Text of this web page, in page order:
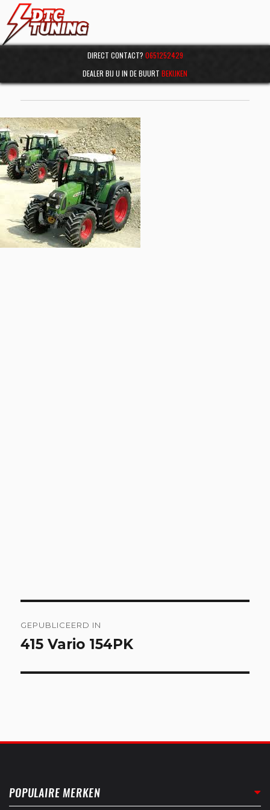
DIRECT CONTACT? 0651252429
DEALER BIJ U IN DE BUURT BEKIJKEN
navigatie
GEPUBLICEERD IN
415 Vario 154PK
POPULAIRE MERKEN